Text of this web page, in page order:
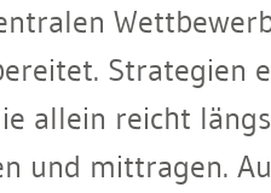
Strategien
allein reicht
und mittragen.